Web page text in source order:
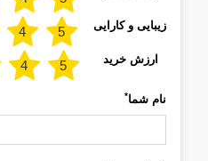
زیبایی و کارایی
ارزش خرید
نام شما*